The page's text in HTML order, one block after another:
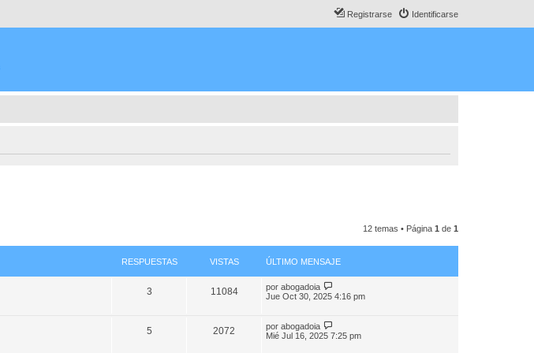
Identificarse
Registrarse
12 temas • Página 1 de 1
RESPUESTAS VISTAS ÚLTIMO MENSAJE
3 11084 por abogadoia
Jue Oct 30, 2025 4:16 pm
5 2072 por abogadoia
Mié Jul 16, 2025 7:25 pm